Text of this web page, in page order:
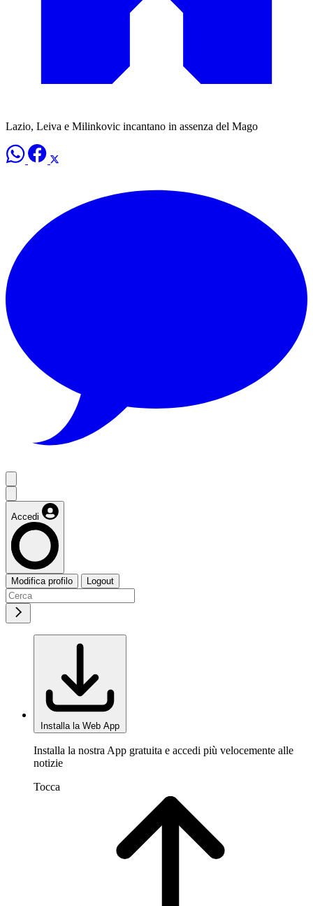
Lazio, Leiva e Milinkovic incantano in assenza del Mago
Accedi
Modifica profilo Logout
Installa la Web App
Installa la nostra App gratuita e accedi più velocemente alle
notizie
Tocca